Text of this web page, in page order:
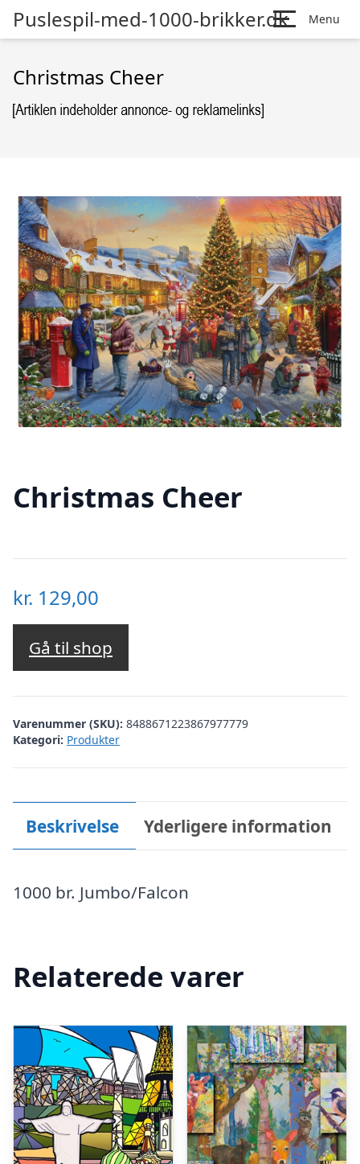
Puslespil-med-1000-brikker.dk Menu
Christmas Cheer
Christmas Cheer
kr. 129,00
Gå til shop
Varenummer (SKU): 8488671223867977779
Kategori: Produkter
Beskrivelse Yderligere information
1000 br. Jumbo/Falcon
Relaterede varer